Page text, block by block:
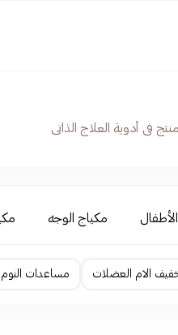
مكياج الوجه
الام العضلات مساعدات النوم